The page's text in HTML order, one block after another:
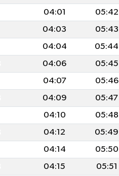
04:01 05:42
04:03 05:43
04:04 05:44
04:06 05:45
04:07 05:46
04:09 05:47
04:10 05:48
04:12 05:49
04:14 05:50
04:15 05:51